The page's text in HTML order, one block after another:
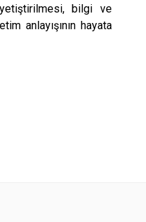
yetiştirilmesi, bilgi ve
anlayışının hayata